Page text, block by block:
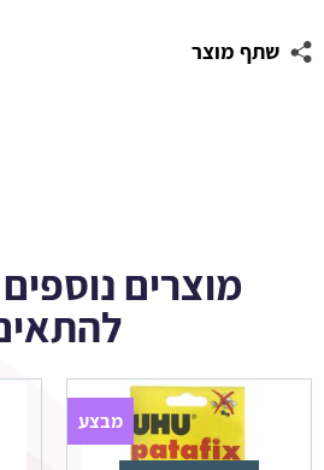
שתף מוצר
מוצרים
מבצע